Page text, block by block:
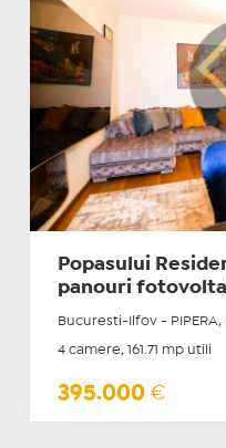
Popasului
panouri
Bucuresti-Ilfov - PIPERA,
4 camere, 161.71 mp utili
395.000 €